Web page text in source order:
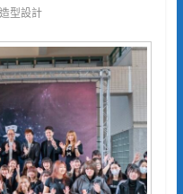
型設計